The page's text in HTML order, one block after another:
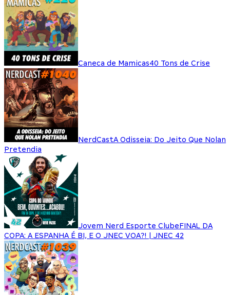
Caneca de Mamicas40 Tons de Crise
NerdCastA Odisseia: Do Jeito Que Nolan
Pretendia
Jovem Nerd Esporte ClubeFINAL DA
COPA: A ESPANHA É BI, E O JNEC VOA?! | JNEC 42